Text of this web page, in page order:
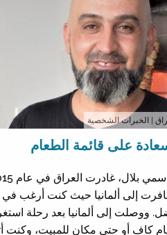
| الخبرات الشخصية
على قائمة الطعام
إلى ألمانيا حيث كنت أرغب في
كافٍ أو حتى مكان للمبيت، وكنت